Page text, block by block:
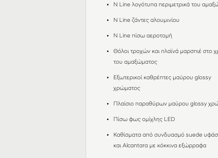
N Line λογότυπα περιμετρικά του
Ν Line ζάντες αλουμινίου
N Line πίσω αεροτομή
Θόλοι τροχών και πλαϊνά μαρσπιέ στο
του αμαξώματος
Εξωτερικοί καθρέπτες μαύρου glossy
χρώματος
Πλαίσιο παραθύρων μαύρου glossy
Πίσω φως ομίχλης LED
Καθίσματα από συνδυασμό suede
και Alcantara με κόκκινα εξώρραφα